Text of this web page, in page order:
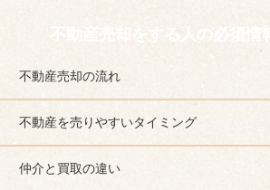
不動産売却をする人の必須情報
不動産売却の流れ
不動産を売りやすいタイミング
仲介と買取の違い